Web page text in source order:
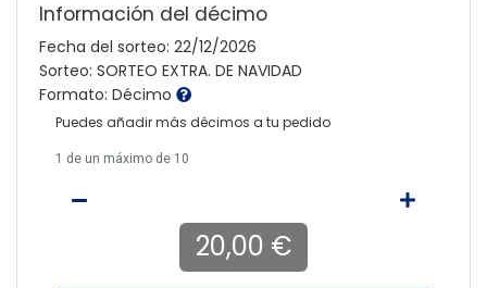
Información del décimo
Fecha del sorteo: 22/12/2026
Sorteo: SORTEO EXTRA. DE NAVIDAD
Formato: Décimo
Puedes añadir más décimos a tu pedido
1 de un máximo de 10
20,00 €